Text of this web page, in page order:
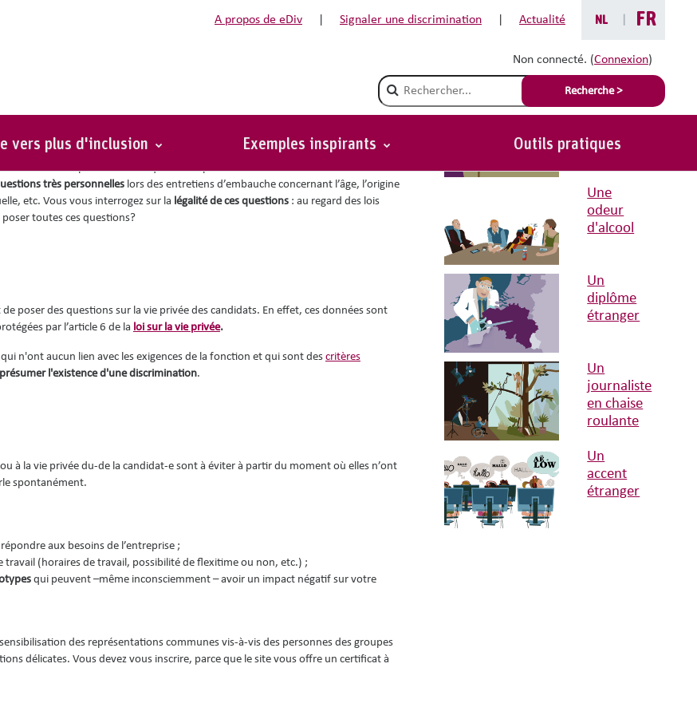
A propos de eDiv
Signaler une discrimination Actualité NL FR
Non connecté. (Connexion)
Champ de recherche
Recherche >
vers plus d'inclusion Exemples inspirants Outils pratiques
Retour
unvendeurpour une boutique de téléphonie mobile. La direction vous
très personnelles lors des entretiens d’embauche concernant l’âge, l’origine
etc. Vous vous interrogez sur la légalité de ces questions : au regard des lois
toutes ces questions?
poser des questions sur la vie privée des candidats. En effet, ces données sont
par l’article 6 de la loi sur la vie privée.
n'ont aucun lien avec les exigences de la fonction et qui sont des critères
présumer l'existence d'une discrimination.
à la vie privée du-de la candidat-e sont à éviter à partir du moment où elles n’ont
spontanément.
aux besoins de l’entreprise ;
travail (horaires de travail, possibilité de flexitime ou non, etc.) ;
qui peuvent –même inconsciemment – avoir un impact négatif sur votre
des représentations communes vis-à-vis des personnes des groupes
délicates. Vous devez vous inscrire, parce que le site vous offre un certificat à
Situations avec conseils liées
Dame
Une
odeur
d'alcool
Un
diplôme
étranger
Un
journaliste
en chaise
roulante
Un
accent
étranger